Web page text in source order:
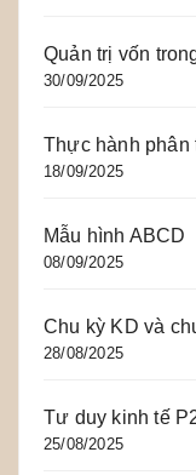
Quản trị vốn
30/09/2025
Thực hành phân
18/09/2025
Mẫu hình ABCD
08/09/2025
Chu kỳ KD và
28/08/2025
Tư duy kinh tế
25/08/2025